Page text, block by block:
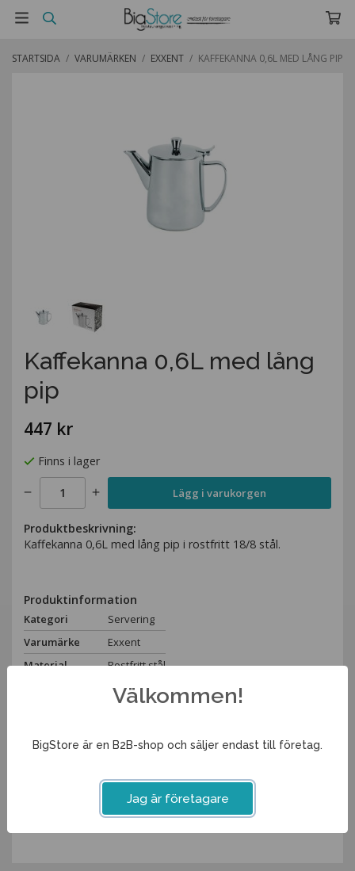
STARTSIDA / VARUMÄRKEN / EXXENT / KAFFEKANNA 0,6L MED LÅNG PIP
Kaffekanna 0,6L med lång
pip
447 kr
Finns i lager
Lägg i varukorgen
Produktbeskrivning:
Kaffekanna 0,6L med lång pip i rostfritt 18/8 stål.
Produktinformation
Kategori
Servering
Varumärke
Exxent
Material
Rostfritt stål
11,5cm
Artikelnummer:
Välkommen!
BigStore är en B2B-shop och säljer endast till företag.
Jag är företagare